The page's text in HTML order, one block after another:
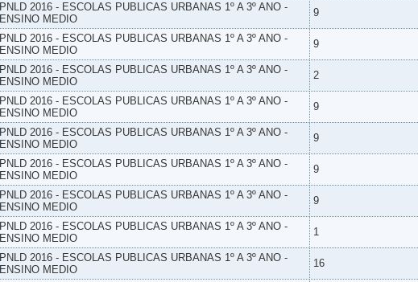
PNLD 2016 - ESCOLAS PUBLICAS URBANAS 1º A 3º ANO -
ENSINO MEDIO
9
PNLD 2016 - ESCOLAS PUBLICAS URBANAS 1º A 3º ANO -
ENSINO MEDIO
9
PNLD 2016 - ESCOLAS PUBLICAS URBANAS 1º A 3º ANO -
ENSINO MEDIO
2
PNLD 2016 - ESCOLAS PUBLICAS URBANAS 1º A 3º ANO -
ENSINO MEDIO
9
PNLD 2016 - ESCOLAS PUBLICAS URBANAS 1º A 3º ANO -
ENSINO MEDIO
9
PNLD 2016 - ESCOLAS PUBLICAS URBANAS 1º A 3º ANO -
ENSINO MEDIO
9
PNLD 2016 - ESCOLAS PUBLICAS URBANAS 1º A 3º ANO -
ENSINO MEDIO
9
PNLD 2016 - ESCOLAS PUBLICAS URBANAS 1º A 3º ANO -
ENSINO MEDIO
1
PNLD 2016 - ESCOLAS PUBLICAS URBANAS 1º A 3º ANO -
ENSINO MEDIO
16